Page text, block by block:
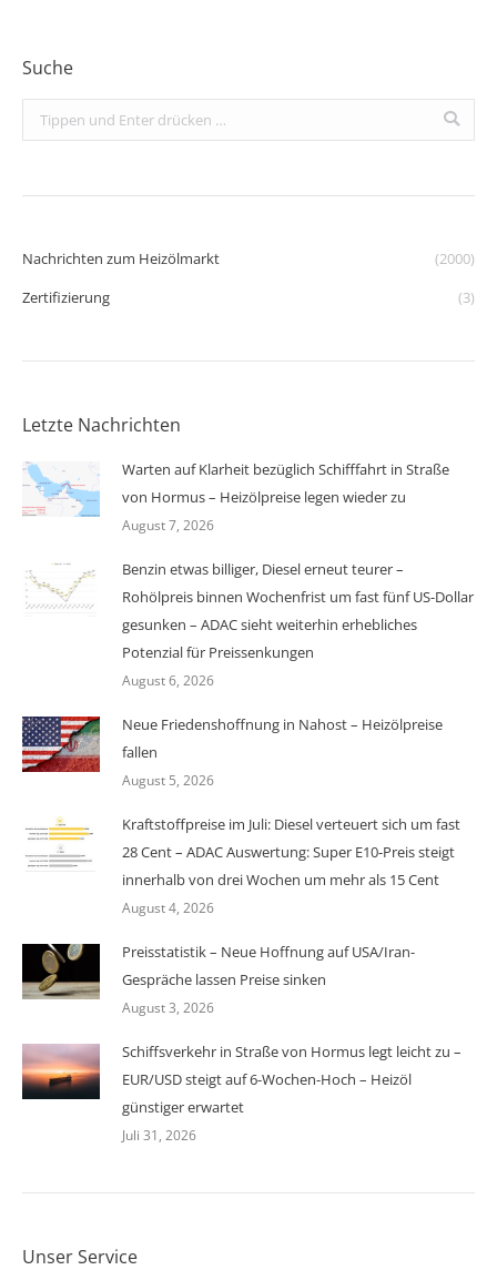
Suche
Search:
Nachrichten zum Heizölmarkt
(2000)
Zertifizierung
(3)
Letzte Nachrichten
Warten auf Klarheit bezüglich Schifffahrt in Straße
von Hormus – Heizölpreise legen wieder zu
August 7, 2026
Benzin etwas billiger, Diesel erneut teurer –
Rohölpreis binnen Wochenfrist um fast fünf US-Dollar
gesunken – ADAC sieht weiterhin erhebliches
Potenzial für Preissenkungen
August 6, 2026
Neue Friedenshoffnung in Nahost – Heizölpreise
fallen
August 5, 2026
Kraftstoffpreise im Juli: Diesel verteuert sich um fast
28 Cent – ADAC Auswertung: Super E10-Preis steigt
innerhalb von drei Wochen um mehr als 15 Cent
August 4, 2026
Preisstatistik – Neue Hoffnung auf USA/Iran-
Gespräche lassen Preise sinken
August 3, 2026
Schiffsverkehr in Straße von Hormus legt leicht zu –
EUR/USD steigt auf 6-Wochen-Hoch – Heizöl
günstiger erwartet
Juli 31, 2026
Unser Service